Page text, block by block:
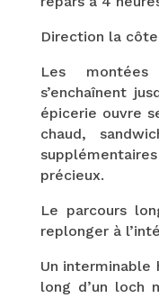
Direction la
Les
s’enchaînent
épicerie ouvre
chaud,
précieux.
Le parcours
replonger à
Un interminable
long d’un loch